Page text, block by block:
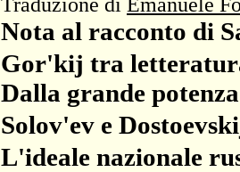
Nota al racconto di
Gor'kij tra
Dalla grande
Solov'ev e
L'ideale nazionale